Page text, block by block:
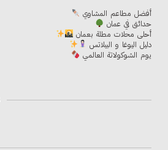
أفضل مطاعم المشاوي
حدائق في عمان
أحلی محلات مطلة بعمان
دليل اليوغا و البيلاتس
يوم الشوكولاتة العالمي